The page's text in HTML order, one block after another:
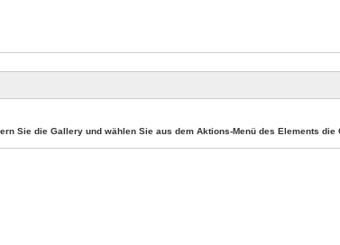
Sie die Gallery und wählen Sie aus dem Aktions-Menü des Elements die